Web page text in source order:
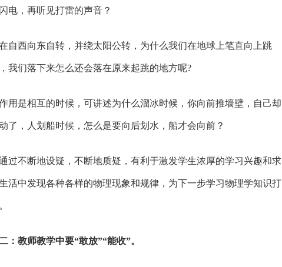
电，再听见打雷的声音？
自西向东自转，并绕太阳公转，为什么我们在地球上笔直向上跳
我们落下来怎么还会落在原来起跳的地方呢?
用是相互的时候，可讲述为什么溜冰时候，你向前推墙壁，自己却
了，人划船时候，怎么是要向后划水，船才会向前？
过不断地设疑，不断地质疑，有利于激发学生浓厚的学习兴趣和求
活中发现各种各样的物理现象和规律，为下一步学习物理学知识打
：教师教学中要“敢放”“能收”。